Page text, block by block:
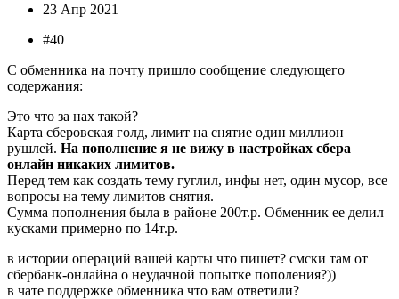
23 Апр 2021
#40
С обменника на почту пришло сообщение следующего
содержания:
Это что за нах такой?
Карта сберовская голд, лимит на снятие один миллион
рушлей. На пополнение я не вижу в настройках сбера
онлайн никаких лимитов.
Перед тем как создать тему гуглил, инфы нет, один мусор, все
вопросы на тему лимитов снятия.
Сумма пополнения была в районе 200т.р. Обменник ее делил
кусками примерно по 14т.р.
в истории операций вашей карты что пишет? смски там от
сбербанк-онлайна о неудачной попытке пополения?))
в чате поддержке обменника что вам ответили?